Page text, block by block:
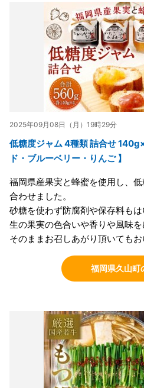
2025年09月08日（月）19時29分
低糖度ジャム 4種類 詰合せ
ド・ブルーベリー・りんご 】
福岡県産果実と蜂蜜を使用し、
合わせました。
砂糖を使わず防腐剤や保存料もは
生の果実の色合いや香りや風味を
そのままお召しあがり頂いてもお
福岡県久山町